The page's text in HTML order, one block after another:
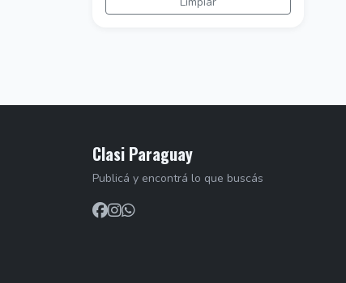
Clasi Paraguay
Publicá y encontrá lo que buscás